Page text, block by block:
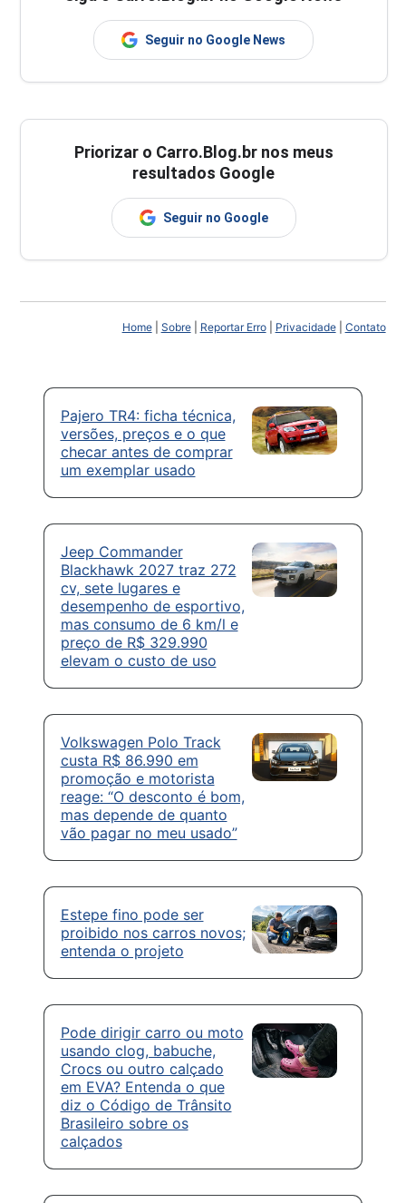
Seguir no Google News
Priorizar o Carro.Blog.br nos meus
resultados Google
Seguir no Google
Home| Sobre| Reportar Erro| Privacidade| Contato
Pajero TR4: ficha técnica,
versões, preços e o que
checar antes de comprar
um exemplar usado
Jeep Commander
Blackhawk 2027 traz 272
cv, sete lugares e
desempenho de esportivo,
mas consumo de 6 km/l e
preço de R$ 329.990
elevam o custo de uso
Volkswagen Polo Track
custa R$ 86.990 em
promoção e motorista
reage: “O desconto é bom,
mas depende de quanto
vão pagar no meu usado”
Estepe fino pode ser
proibido nos carros novos;
entenda o projeto
Pode dirigir carro ou moto
usando clog, babuche,
Crocs ou outro calçado
em EVA? Entenda o que
diz o Código de Trânsito
Brasileiro sobre os
calçados